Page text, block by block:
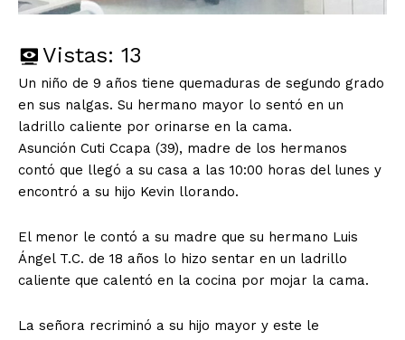
Vistas: 13
Un niño de 9 años tiene quemaduras de segundo grado
en sus nalgas. Su hermano mayor lo sentó en un
ladrillo caliente por orinarse en la cama.
Asunción Cuti Ccapa (39), madre de los hermanos
contó que llegó a su casa a las 10:00 horas del lunes y
encontró a su hijo Kevin llorando.
El menor le contó a su madre que su hermano Luis
Ángel T.C. de 18 años lo hizo sentar en un ladrillo
caliente que calentó en la cocina por mojar la cama.
La señora recriminó a su hijo mayor y este le